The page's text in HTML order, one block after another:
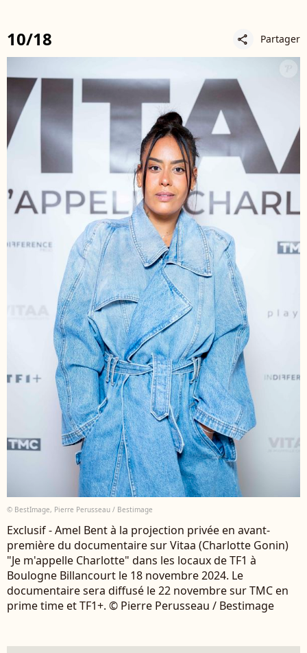
10/18 share Partager
© BestImage, Pierre Perusseau / Bestimage
Exclusif - Amel Bent à la projection privée en avant-
première du documentaire sur Vitaa (Charlotte Gonin)
"Je m'appelle Charlotte" dans les locaux de TF1 à
Boulogne Billancourt le 18 novembre 2024. Le
documentaire sera diffusé le 22 novembre sur TMC en
prime time et TF1+. © Pierre Perusseau / Bestimage